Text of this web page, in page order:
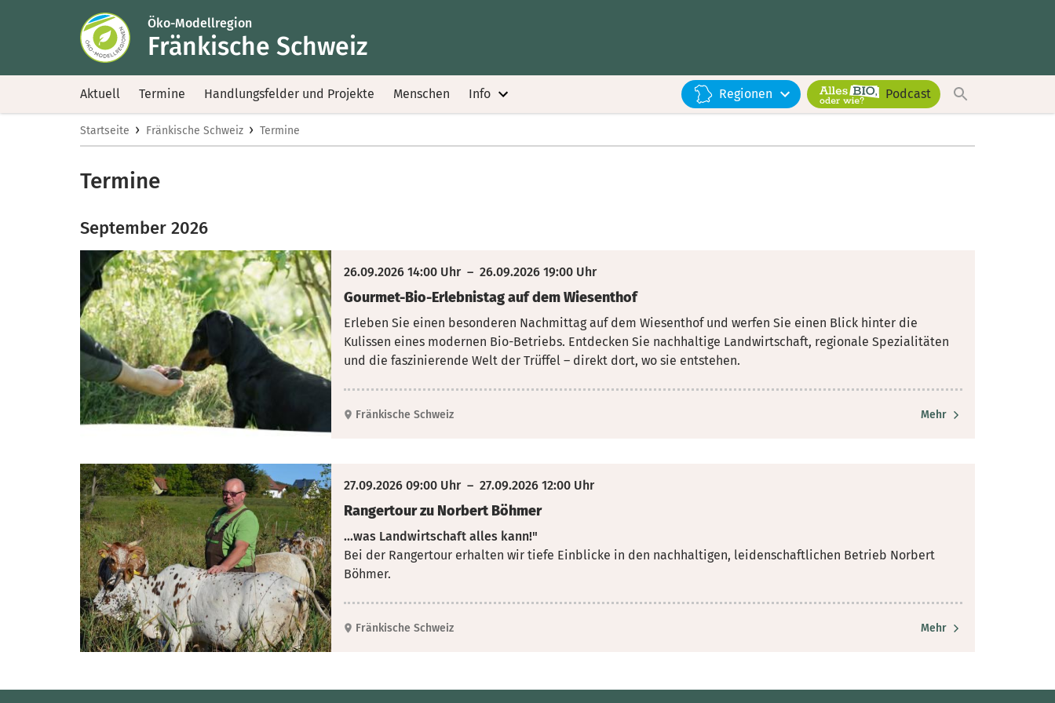
Öko-Modellregion
Fränkische Schweiz
Aktuell Termine Handlungsfelder und Projekte Menschen Info Regionen Podcast
Startseite › Fränkische Schweiz › Termine
Termine
September 2026
26.09.2026 14:00 Uhr– 26.09.2026 19:00 Uhr
Gourmet-Bio-Erlebnistag auf dem Wiesenthof
Erleben Sie einen besonderen Nachmittag auf dem Wiesenthof und werfen Sie einen Blick hinter die
Kulissen eines modernen Bio-Betriebs. Entdecken Sie nachhaltige Landwirtschaft, regionale Spezialitäten
und die faszinierende Welt der Trüffel – direkt dort, wo sie entstehen.
Fränkische Schweiz Mehr
27.09.2026 09:00 Uhr– 27.09.2026 12:00 Uhr
Rangertour zu Norbert Böhmer
...was Landwirtschaft alles kann!"
Bei der Rangertour erhalten wir tiefe Einblicke in den nachhaltigen, leidenschaftlichen Betrieb Norbert
Böhmer.
Fränkische Schweiz Mehr